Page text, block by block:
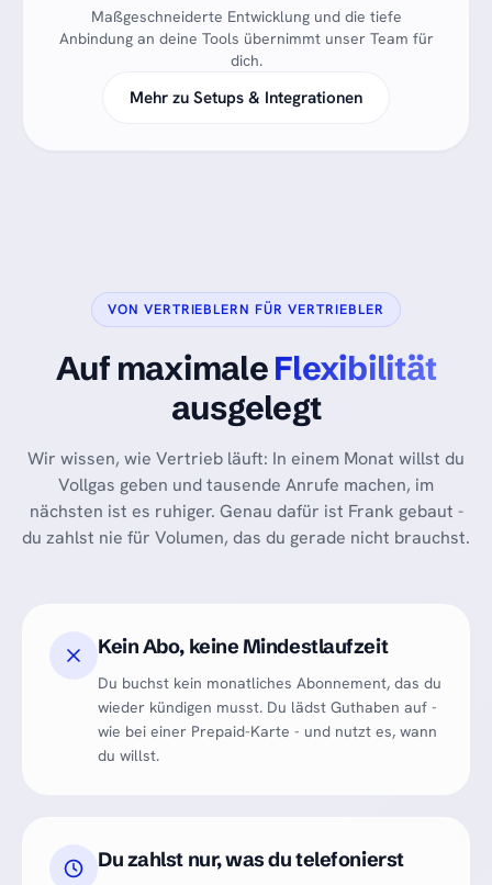
Maßgeschneiderte Entwicklung und die tiefe
Anbindung an deine Tools übernimmt unser Team für
dich.
Mehr zu Setups & Integrationen
VON VERTRIEBLERN FÜR VERTRIEBLER
Auf maximaleFlexibilität
ausgelegt
Wir wissen, wie Vertrieb läuft: In einem Monat willst du
Vollgas geben und tausende Anrufe machen, im
nächsten ist es ruhiger. Genau dafür ist Frank gebaut -
du zahlst nie für Volumen, das du gerade nicht brauchst.
Kein Abo, keine Mindestlaufzeit
Du buchst kein monatliches Abonnement, das du
wieder kündigen musst. Du lädst Guthaben auf -
wie bei einer Prepaid-Karte - und nutzt es, wann
du willst.
Du zahlst nur, was du telefonierst